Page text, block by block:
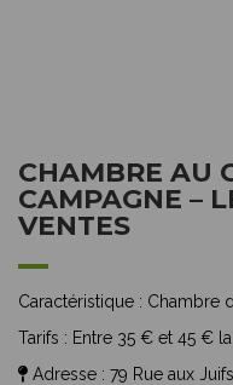
CHAMBRE AU
CAMPAGNE –
VENTES
Caractéristique : Chambre
Tarifs : Entre 35 € et 45 €
Adresse : 79 Rue aux